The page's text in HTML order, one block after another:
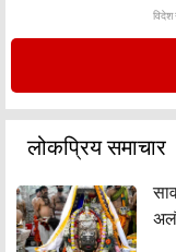
विदेश
लोकप्रिय समाचार